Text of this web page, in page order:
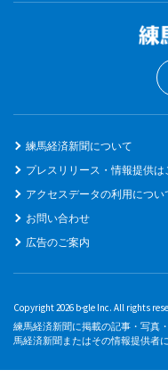
練馬経済新聞について
プレスリリース・情報提供は
アクセスデータの利用につい
お問い合わせ
広告のご案内
Copyright 2026 b-gle Inc. All rights
練馬経済新聞に掲載の記事・写真
馬経済新聞またはその情報提供者